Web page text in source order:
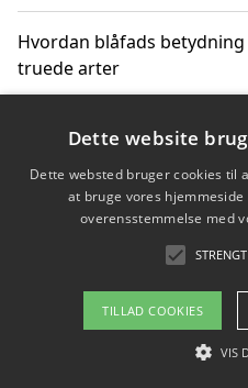
Hvordan blåfads
truede arter
Hvordan kan gaver til
Copyright
Om / kontakt
Dette website
Dette websted bruger cookies til
at bruge vores
overensstemmelse med
TILLAD COOKIES
VIS